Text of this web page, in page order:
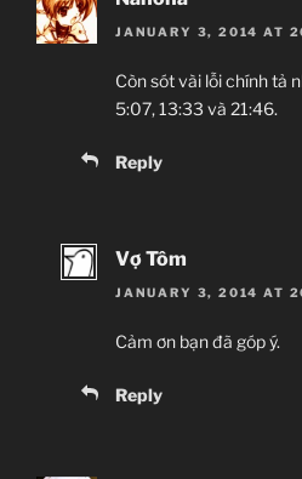
JANUARY 3, 2014 AT
Còn sót vài lỗi chính tả
5:07, 13:33 và 21:46.
Reply
Vợ Tôm
JANUARY 3, 2014 AT
Cảm ơn bạn đã góp ý.
Reply